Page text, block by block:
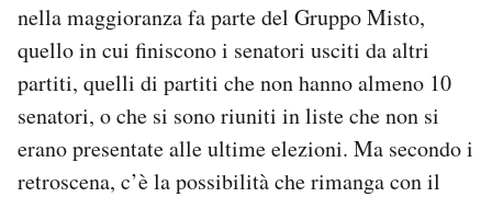
nella maggioranza fa parte del Gruppo Misto,
quello in cui finiscono i senatori usciti da altri
partiti, quelli di partiti che non hanno almeno 10
senatori, o che si sono riuniti in liste che non si
erano presentate alle ultime elezioni. Ma secondo i
retroscena, c’è la possibilità che rimanga con il